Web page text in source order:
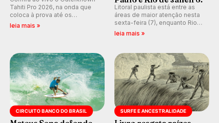
Tahiti Pro 2026, na onda que
coloca à prova até os
melhores surfistas do mundo.
etapas da WSL.
leia mais »
Litoral paulista está entre as
áreas de maior atenção nesta
sexta-feira (7), enquanto Rio
de Janeiro também recebe
km/h em Itanhaém.
leia mais »
CIRCUITO BANCO DO BRASIL SURFE E ANCESTRALIDADE